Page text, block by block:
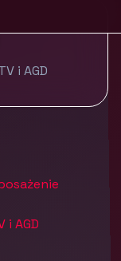
i AGD
i AGD